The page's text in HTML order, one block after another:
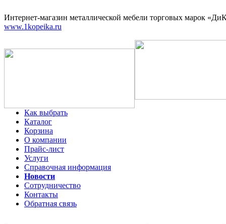
Интернет-магазин металлической мебели торговых марок
www.1kopeika.ru
Как выбрать
Каталог
Корзина
О компании
Прайс-лист
Услуги
Справочная информация
Новости
Сотрудничество
Контакты
Обратная связь